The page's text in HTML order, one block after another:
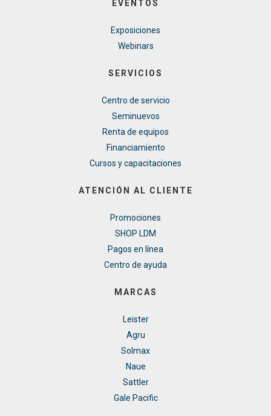
EVENTOS
Exposiciones
Webinars
SERVICIOS
Centro de servicio
Seminuevos
Renta de equipos
Financiamiento
Cursos y capacitaciones
ATENCIÓN AL CLIENTE
Promociones
SHOP LDM
Pagos en línea
Centro de ayuda
MARCAS
Leister
Agru
Solmax
Naue
Sattler
Gale Pacific